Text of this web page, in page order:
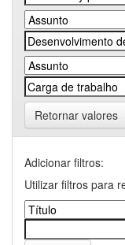
Retornar valores
Adicionar filtros:
Utilizar filtros para